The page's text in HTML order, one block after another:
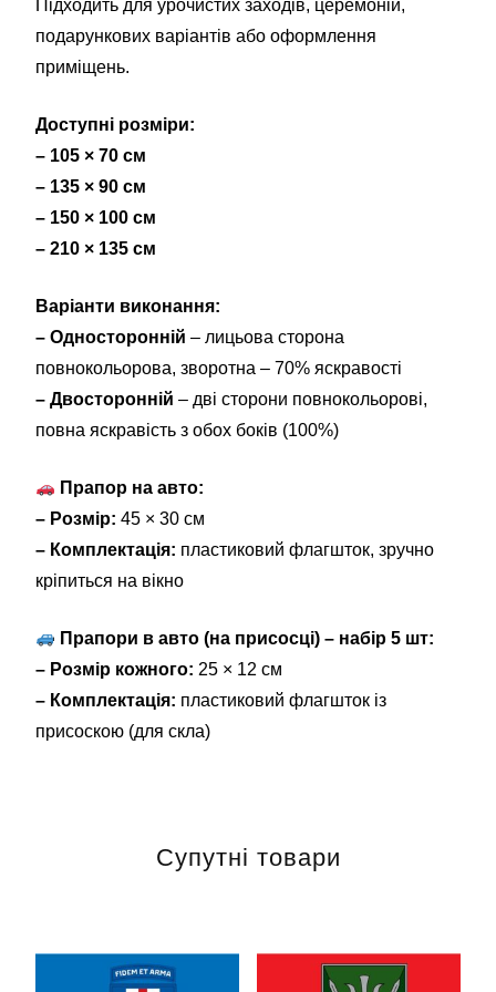
Підходить для урочистих заходів, церемоній,
подарункових варіантів або оформлення
приміщень.
Доступні розміри:
– 105 × 70 см
– 135 × 90 см
– 150 × 100 см
– 210 × 135 см
Варіанти виконання:
– Односторонній – лицьова сторона
повнокольорова, зворотна – 70% яскравості
– Двосторонній – дві сторони повнокольорові,
повна яскравість з обох боків (100%)
Прапор на авто:
– Розмір: 45 × 30 см
– Комплектація: пластиковий флагшток, зручно
кріпиться на вікно
Прапори в авто (на присосці) – набір 5 шт:
– Розмір кожного: 25 × 12 см
– Комплектація: пластиковий флагшток із
присоскою (для скла)
Супутні товари